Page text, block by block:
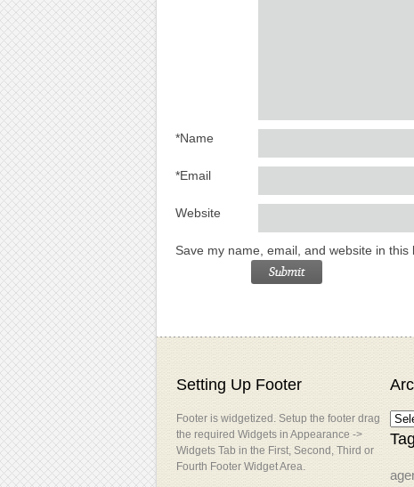
Name
*
Email
*
Website
Save my name, email, and website in
Setting Up Footer
Footer is widgetized. Setup the footer drag
the required Widgets in Appearance ->
Widgets Tab in the First, Second, Third or
Fourth Footer Widget Area.